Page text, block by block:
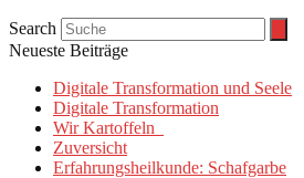
Search
Neueste Beiträge
Digitale Transformation und Seele
Digitale Transformation
Wir Kartoffeln
Zuversicht
Erfahrungsheilkunde: Schafgarbe